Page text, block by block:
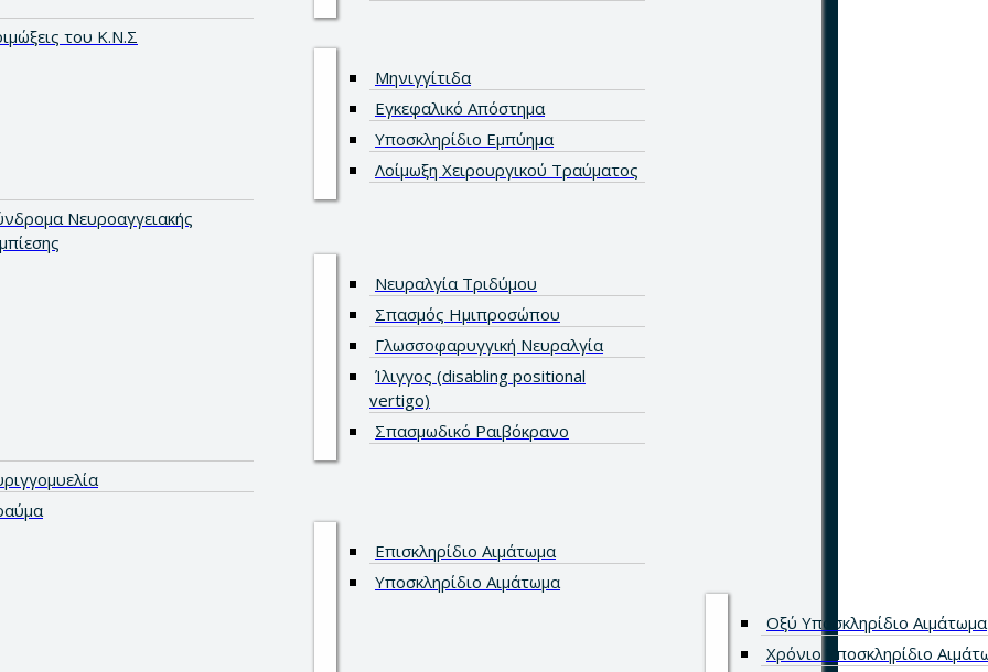
του Κ.Ν.Σ
Μηνιγγίτιδα
Εγκεφαλικό Απόστημα
Υποσκληρίδιο Εμπύημα
Λοίμωξη Χειρουργικού Τραύματος
Νευροαγγειακής
Νευραλγία Τριδύμου
Σπασμός Ημιπροσώπου
Γλωσσοφαρυγγική Νευραλγία
Ίλιγγος (disabling positional
vertigo)
Σπασμωδικό Ραιβόκρανο
Επισκληρίδιο Αιμάτωμα
Υποσκληρίδιο Αιμάτωμα
Οξύ Υποσκληρίδιο Αιμάτωμα
Χρόνιο Υποσκληρίδιο